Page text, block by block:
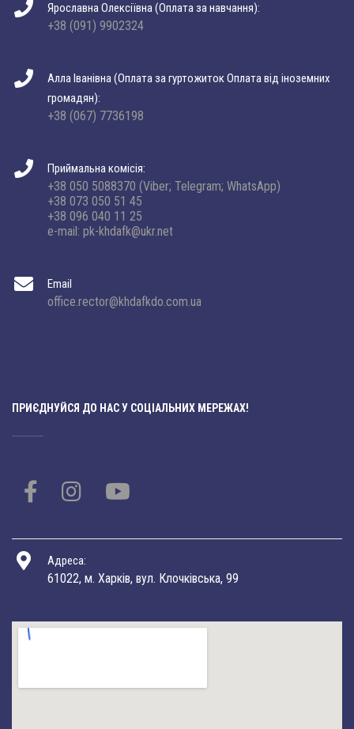
Ярославна Олексіївна (Оплата за навчання):
+38 (091) 9902324
Алла Іванівна (Оплата за гуртожиток Оплата від іноземних
громадян):
+38 (067) 7736198
Приймальна комісія:
+38 050 5088370 (Viber; Telegram; WhatsApp)
+38 073 050 51 45
+38 096 040 11 25
e-mail: pk-khdafk@ukr.net
Email
office.rector@khdafkdo.com.ua
ПРИЄДНУЙСЯ ДО НАС У СОЦІАЛЬНИХ МЕРЕЖАХ!
Адреса:
61022, м. Харків, вул. Клочківська, 99